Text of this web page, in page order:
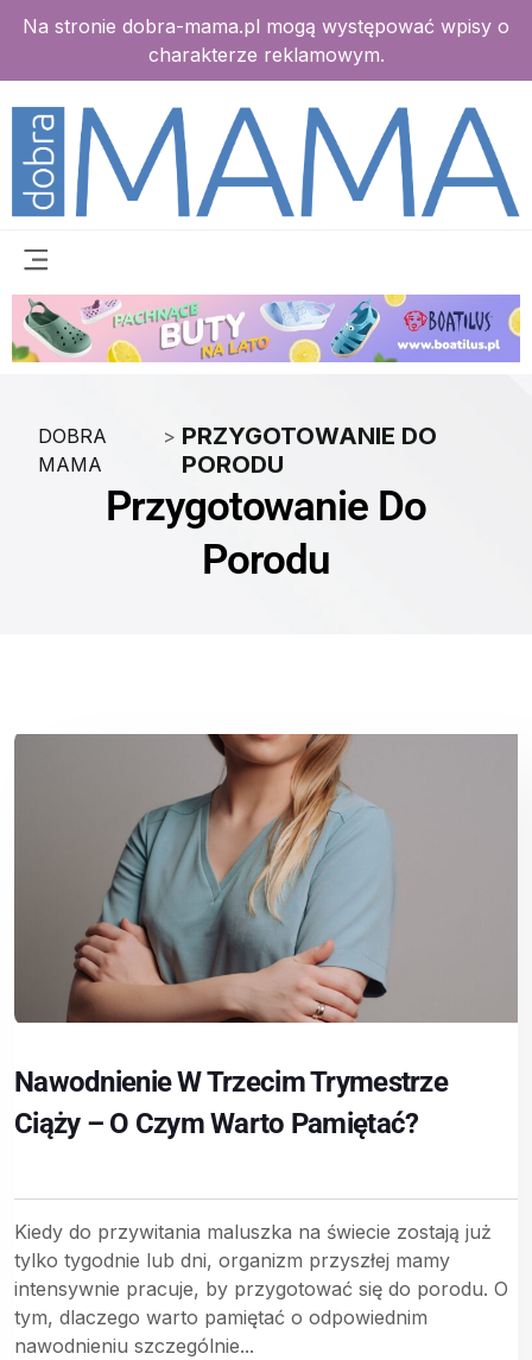
Na stronie dobra-mama.pl mogą występować wpisy o
charakterze reklamowym.
DOBRA
MAMA
> PRZYGOTOWANIE DO
PORODU
Przygotowanie Do
Porodu
Nawodnienie W Trzecim Trymestrze
Ciąży – O Czym Warto Pamiętać?
Kiedy do przywitania maluszka na świecie zostają już
tylko tygodnie lub dni, organizm przyszłej mamy
intensywnie pracuje, by przygotować się do porodu. O
tym, dlaczego warto pamiętać o odpowiednim
nawodnieniu szczególnie...